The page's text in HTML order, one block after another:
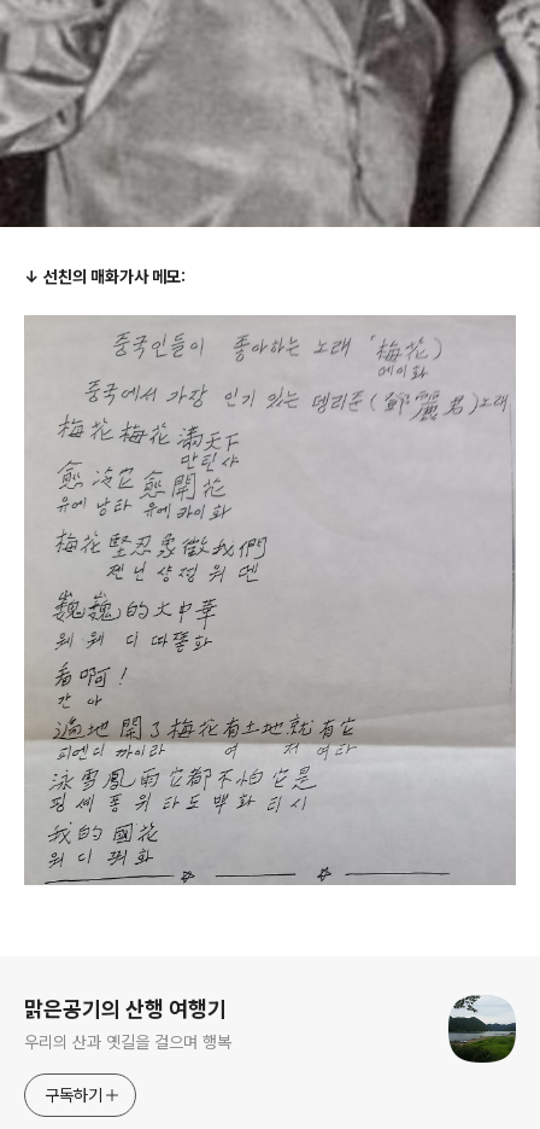
↓ 선친의 매화가사 메모:
맑은공기의 산행 여행기
우리의 산과 옛길을 걸으며 행복
구독하기